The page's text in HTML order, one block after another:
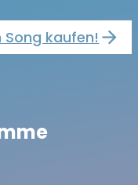
Song kaufen!